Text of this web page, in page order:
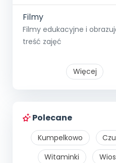
Filmy
Filmy edukacyjne i
treść zajęć
Więcej
Polecane
Kumpelkowo
Witaminki